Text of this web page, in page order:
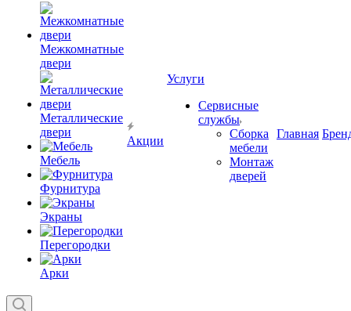
Межкомнатные
двери
Металлические
двери
Мебель
Фурнитура
Экраны
Перегородки
Арки
Акции
Услуги
Сервисные
службы
Сборка
мебели
Монтаж
дверей
Главная